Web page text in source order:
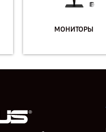
МОНИТОРЫ